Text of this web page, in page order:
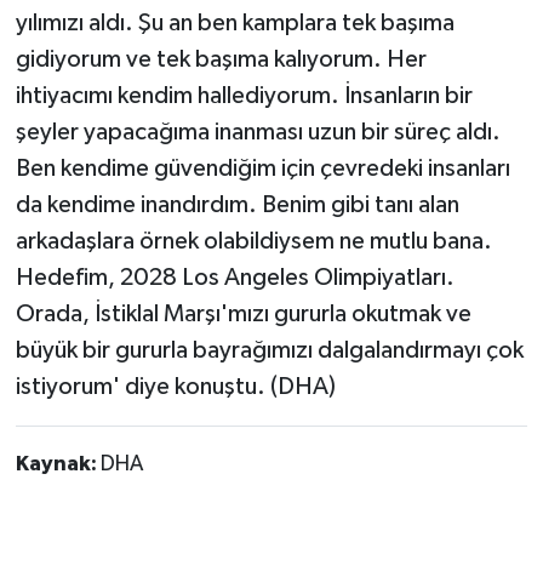
yılımızı aldı. Şu an ben kamplara tek başıma
gidiyorum ve tek başıma kalıyorum. Her
ihtiyacımı kendim hallediyorum. İnsanların bir
şeyler yapacağıma inanması uzun bir süreç aldı.
Ben kendime güvendiğim için çevredeki insanları
da kendime inandırdım. Benim gibi tanı alan
arkadaşlara örnek olabildiysem ne mutlu bana.
Hedefim, 2028 Los Angeles Olimpiyatları.
Orada, İstiklal Marşı'mızı gururla okutmak ve
büyük bir gururla bayrağımızı dalgalandırmayı çok
istiyorum' diye konuştu. (DHA)
Kaynak: DHA